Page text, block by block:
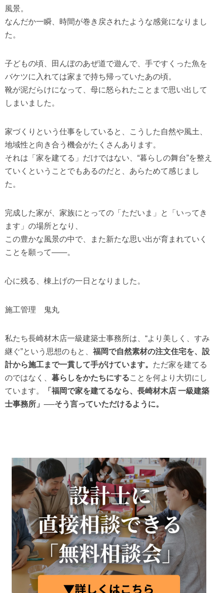
風景。
なんだか一瞬、時間が巻き戻されたような感覚になりまし
た。
子どもの頃、田んぼのあぜ道で遊んで、手ですくった魚を
バケツに入れては家まで持ち帰っていたあの頃。
靴が泥だらけになって、母に怒られたことまで思い出して
しまいました。
家づくりという仕事をしていると、こうした自然や風土、
地域性と向き合う機会がたくさんあります。
それは「家を建てる」だけではない、“暮らしの舞台”を整え
ていくということでもあるのだと、あらためて感じまし
た。
完成した家が、家族にとっての「ただいま」と「いってき
ます」の場所となり、
この豊かな風景の中で、また新たな思い出が育まれていく
ことを願って――。
心に残る、棟上げの一日となりました。
施工管理 鬼丸
私たち長崎材木店一級建築士事務所は、“より美しく、すみ
継ぐ”という思想のもと、 福岡で自然素材の注文住宅を、設
計から施工まで一貫して手がけています。 ただ家を建てる
のではなく、 暮らしをかたちにすることを何より大切にし
ています。
「福岡で家を建てるなら、長崎材木店 一級建築
士事務所」──そう言っていただけるように。